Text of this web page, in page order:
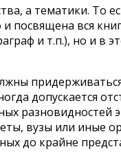
а тематики. То
посвящена вся
и т.п.), но и в
допускается
разновидностей
вузы или иные
до крайне